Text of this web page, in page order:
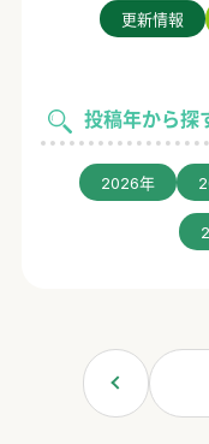
更新情報
投稿年から探
2026年